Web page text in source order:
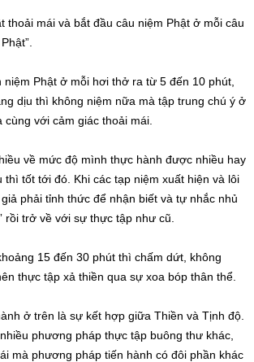
thoải mái và bắt đầu câu niệm Phật ở mỗi câu
niệm Phật ở mỗi hơi thở ra từ 5 đến 10 phút,
dịu thì không niệm nữa mà tập trung chú ý ở
với cảm giác thoải mái.
về mức độ mình thực hành được nhiều hay
thì tốt tới đó. Khi các tạp niệm xuất hiện và lôi
phải tỉnh thức để nhận biết và tự nhắc nhủ
rồi trở về với sự thực tập như cũ.
15 đến 30 phút thì chấm dứt, không
thực tập xả thiền qua sự xoa bóp thân thể.
ở trên là sự kết hợp giữa Thiền và Tịnh độ.
phương pháp thực tập buông thư khác,
mà phương pháp tiến hành có đôi phần khác